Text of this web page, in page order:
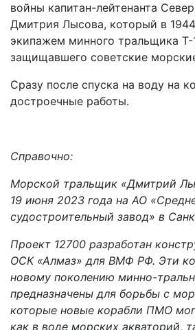
войны капитан-лейтенанта
Дмитрия Лысова, который в
экипажем минного тральщика Т-
защищавшего советские
Сразу после спуска на воду на
достроечные работы.
Справочно:
Морской тральщик «Дмитрий
19 июня 2023 года на АО
судостроительный завод» в
Проект 12700 разработан
ОСК «Алмаз» для ВМФ РФ. Эти
новому поколению минно-
предназначены для борьбы с
которые новые корабли ПМО
как в воде морских акваторий,